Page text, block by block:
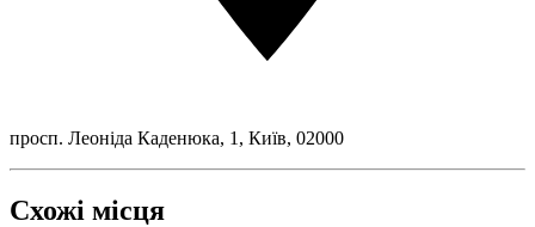
просп. Леоніда Каденюка, 1, Київ, 02000
Схожі місця